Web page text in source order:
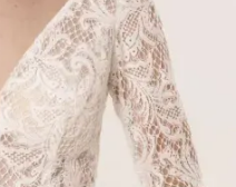
34–54
Up – Top
– ausschließlich
erhältlich